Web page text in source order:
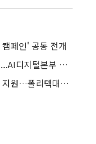
페인' 공동 전개
소진공, AI‧디지털 전환 초점 조직개편...AI디지털본부 출범
사학연금, 퇴직 교직원 재취업 기술교육 지원…폴리텍대학과 맞손